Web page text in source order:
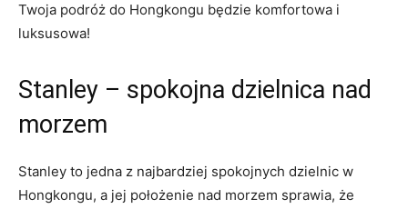
Twoja podróż do Hongkongu będzie komfortowa i
⁢luksusowa!
Stanley – spokojna dzielnica ​nad
morzem
Stanley to jedna z najbardziej ⁣spokojnych dzielnic w
Hongkongu, a jej położenie ‍nad morzem sprawia, że